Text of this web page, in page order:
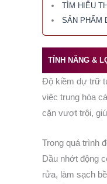
TÌM HIỂU
SẢN PHẨM
TÍNH NĂNG &
Độ kiềm dự trữ
việc trung hòa
cặn vượt trội,
Trong quá trình
Dầu nhớt động
rửa, làm sạch